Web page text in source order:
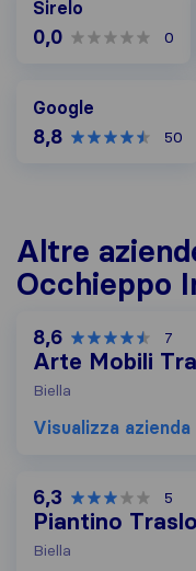
Sirelo
0,0 0
Google
8,8 50
Altre
Occhieppo
8,6 7
Arte Mobili
Biella
Visualizza
6,3 5
Piantino
Biella